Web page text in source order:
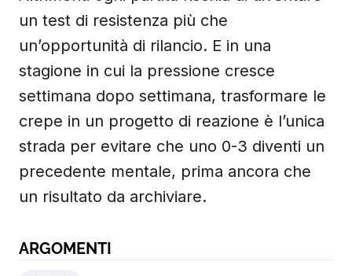
un test di resistenza più che
un’opportunità di rilancio. E in una
stagione in cui la pressione cresce
settimana dopo settimana, trasformare le
crepe in un progetto di reazione è l’unica
strada per evitare che uno 0-3 diventi un
precedente mentale, prima ancora che
un risultato da archiviare.
ARGOMENTI